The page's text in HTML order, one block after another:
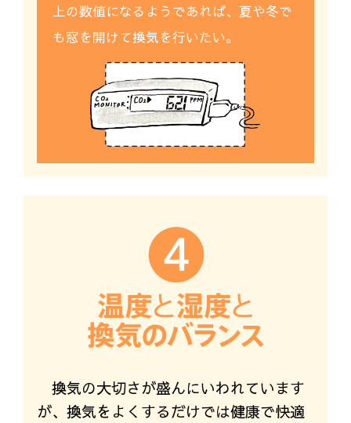
上の数値になるようであれば、夏や冬で
も窓を開けて換気を行いたい。
換気の大切さが盛んにいわれています
が、換気をよくするだけでは健康で快適